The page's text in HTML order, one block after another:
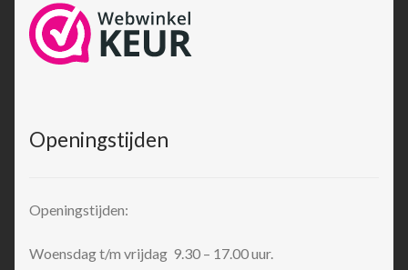
Openingstijden
Openingstijden:
Woensdag t/m vrijdag 9.30 – 17.00 uur.